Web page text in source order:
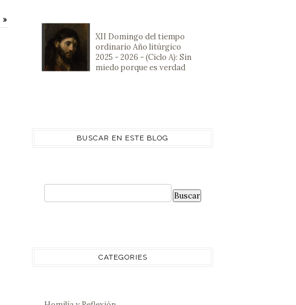
XII Domingo del tiempo
ordinario Año litúrgico
2025 - 2026 - (Ciclo A): Sin
miedo porque es verdad
BUSCAR EN ESTE BLOG
CATEGORIES